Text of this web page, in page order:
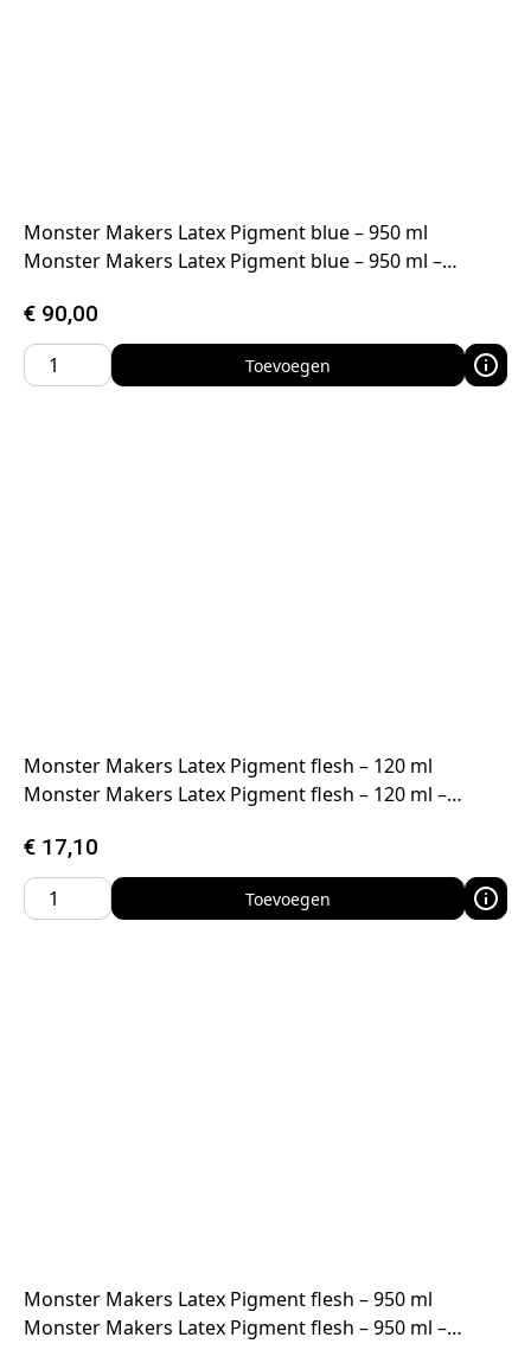
Monster Makers Latex Pigment blue – 950 ml
Monster Makers Latex Pigment blue – 950 ml –…
€ 90,00
Toevoegen
Monster Makers Latex Pigment flesh – 120 ml
Monster Makers Latex Pigment flesh – 120 ml –…
€ 17,10
Toevoegen
Monster Makers Latex Pigment flesh – 950 ml
Monster Makers Latex Pigment flesh – 950 ml –…